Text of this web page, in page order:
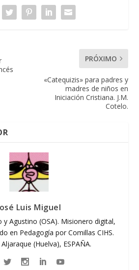
PRÓXIMO
«Catequizis» para padres y
madres de niños en
Iniciación Cristiana. J.M.
Cotelo.
Luis Miguel
y Agustino (OSA). Misionero digital,
en Pedagogía por Comillas CIHS.
(Huelva), ESPAÑA.